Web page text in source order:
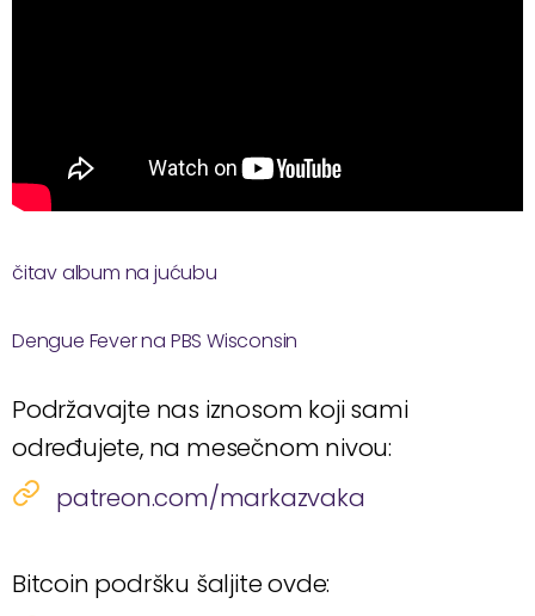
čitav album na jućubu
Dengue Fever na PBS Wisconsin
Podržavajte nas iznosom koji sami
određujete, na mesečnom nivou:
patreon.com/markazvaka
Bitcoin podršku šaljite ovde: